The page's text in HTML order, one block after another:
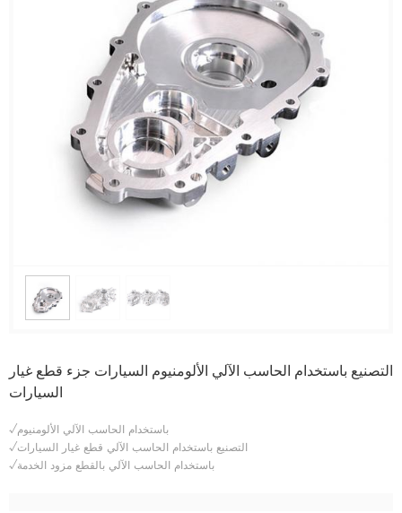
التصنيع باستخدام الحاسب الآلي الألومنيوم السيارات جزء قطع غيار
السيارات
√باستخدام الحاسب الآلي الألومنيوم
√التصنيع باستخدام الحاسب الآلي قطع غيار السيارات
√باستخدام الحاسب الآلي بالقطع مزود الخدمة